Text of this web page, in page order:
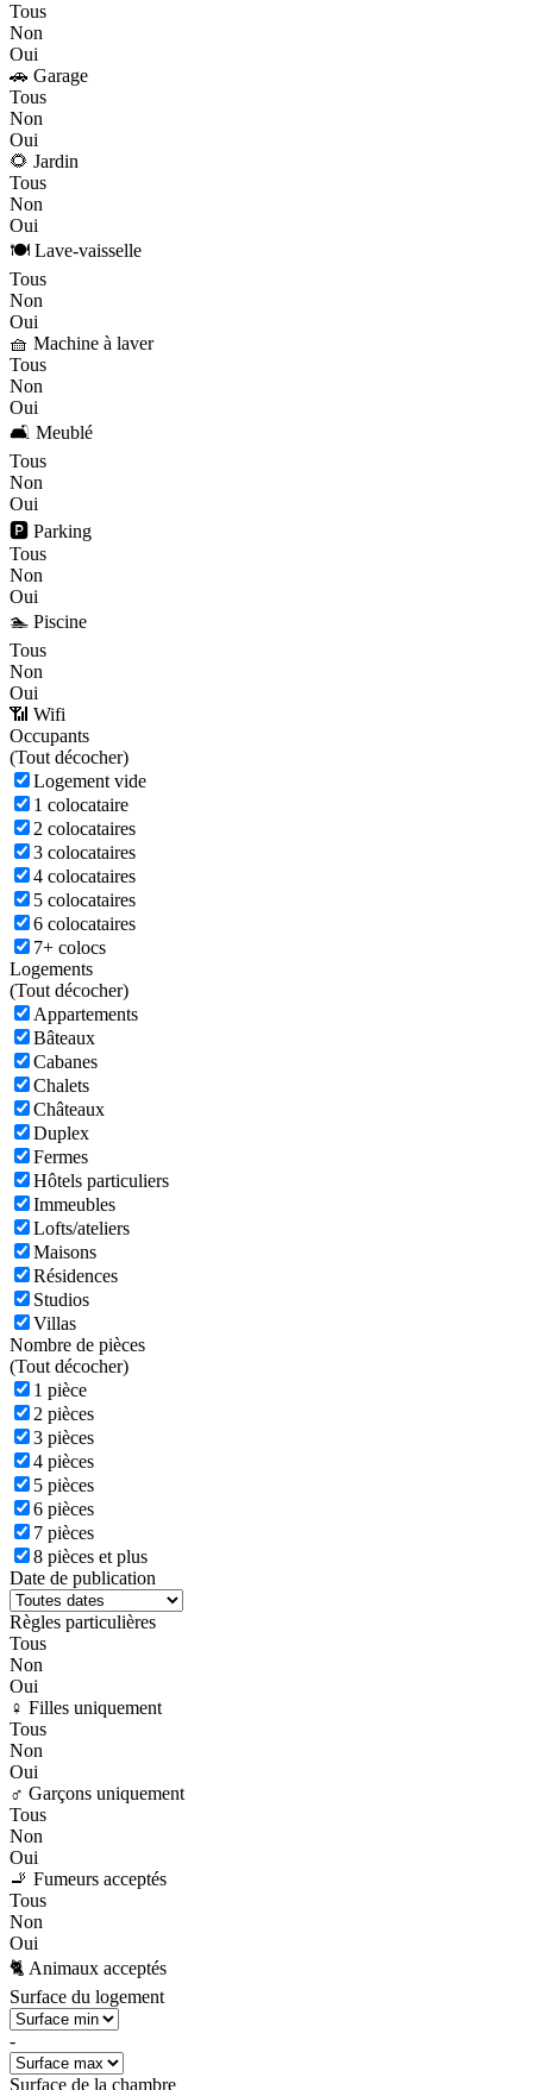
Tous
Non
Oui
🚗 Garage
Tous
Non
Oui
🌻 Jardin
Tous
Non
Oui
🍽️ Lave-vaisselle
Tous
Non
Oui
🧺 Machine à laver
Tous
Non
Oui
🛋️ Meublé
Tous
Non
Oui
🅿️ Parking
Tous
Non
Oui
🏊 Piscine
Tous
Non
Oui
📶 Wifi
Occupants
(Tout décocher)
Logement vide
1 colocataire
2 colocataires
3 colocataires
4 colocataires
5 colocataires
6 colocataires
7+ colocs
Logements
(Tout décocher)
Appartements
Bâteaux
Cabanes
Chalets
Châteaux
Duplex
Fermes
Hôtels particuliers
Immeubles
Lofts/ateliers
Maisons
Résidences
Studios
Villas
Nombre de pièces
(Tout décocher)
1 pièce
2 pièces
3 pièces
4 pièces
5 pièces
6 pièces
7 pièces
8 pièces et plus
Date de publication
Règles particulières
Tous
Non
Oui
♀️ Filles uniquement
Tous
Non
Oui
♂️ Garçons uniquement
Tous
Non
Oui
🚬 Fumeurs acceptés
Tous
Non
Oui
🐈 Animaux acceptés
Surface du logement
-
Surface de la chambre